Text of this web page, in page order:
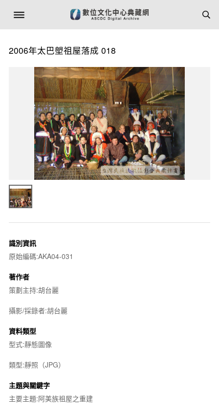
2006年太巴塱祖屋落成 018
識別資訊
原始編碼:AKA04-031
著作者
策劃主持:胡台麗
攝影/採錄者:胡台麗
資料類型
型式:靜態圖像
類型:靜照（JPG）
主題與關鍵字
主要主題:阿美族祖屋之重建